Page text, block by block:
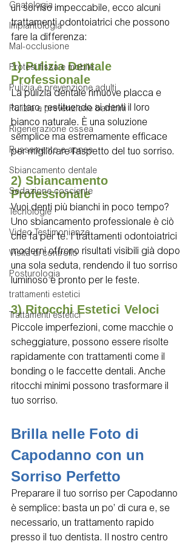
Gnatologia
Implantologia
Mal-occlusione
Protesi fissa e mobile
Pulizia e prevenzione adulti
Pulizia e prevenzione bambini
Rigenerazione ossea
Russamento e apnee
Sbiancamento dentale
Sedazione cosciente
Tecnologie
Video Testimonianze
Visita di controllo
Posturologia
trattamenti estetici
Trattamenti estetici
un sorriso impeccabile, ecco alcuni
trattamenti odontoiatrici che possono
fare la differenza:
1) Pulizia Dentale
Professionale
La pulizia dentale rimuove placca e
tartaro, restituendo ai denti il loro
bianco naturale. È una soluzione
semplice ma estremamente efficace
per migliorare l’aspetto del tuo sorriso.
2) Sbiancamento
Professionale
Vuoi denti più bianchi in poco tempo?
Uno sbiancamento professionale è ciò
che fa per te. I trattamenti odontoiatrici
moderni offrono risultati visibili già dopo
una sola seduta, rendendo il tuo sorriso
luminoso e pronto per le feste.
3) Ritocchi Estetici Veloci
Piccole imperfezioni, come macchie o
scheggiature, possono essere risolte
rapidamente con trattamenti come il
bonding o le faccette dentali. Anche
ritocchi minimi possono trasformare il
tuo sorriso.
Brilla nelle Foto di
Capodanno con un
Sorriso Perfetto
Preparare il tuo sorriso per Capodanno
è semplice: basta un po’ di cura e, se
necessario, un trattamento rapido
presso il tuo dentista. Il nostro centro